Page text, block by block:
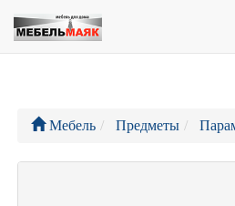
Мебель Предметы